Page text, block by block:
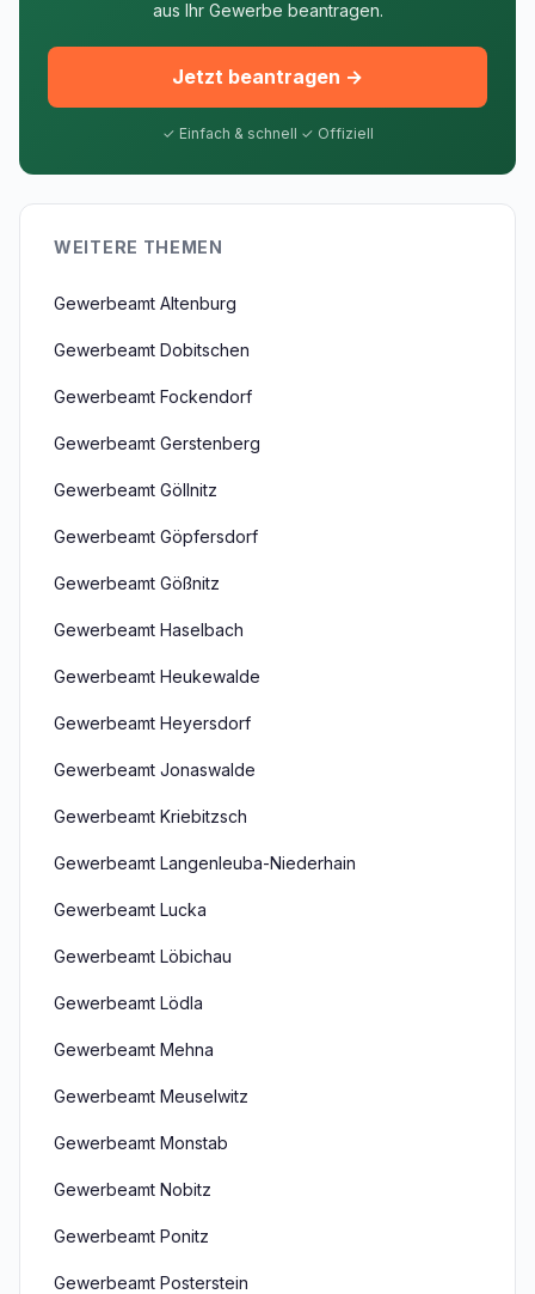
aus Ihr Gewerbe beantragen.
Jetzt beantragen →
✓ Einfach & schnell ✓ Offiziell
WEITERE THEMEN
Gewerbeamt Altenburg
Gewerbeamt Dobitschen
Gewerbeamt Fockendorf
Gewerbeamt Gerstenberg
Gewerbeamt Göllnitz
Gewerbeamt Göpfersdorf
Gewerbeamt Gößnitz
Gewerbeamt Haselbach
Gewerbeamt Heukewalde
Gewerbeamt Heyersdorf
Gewerbeamt Jonaswalde
Gewerbeamt Kriebitzsch
Gewerbeamt Langenleuba-Niederhain
Gewerbeamt Lucka
Gewerbeamt Löbichau
Gewerbeamt Lödla
Gewerbeamt Mehna
Gewerbeamt Meuselwitz
Gewerbeamt Monstab
Gewerbeamt Nobitz
Gewerbeamt Ponitz
Gewerbeamt Posterstein